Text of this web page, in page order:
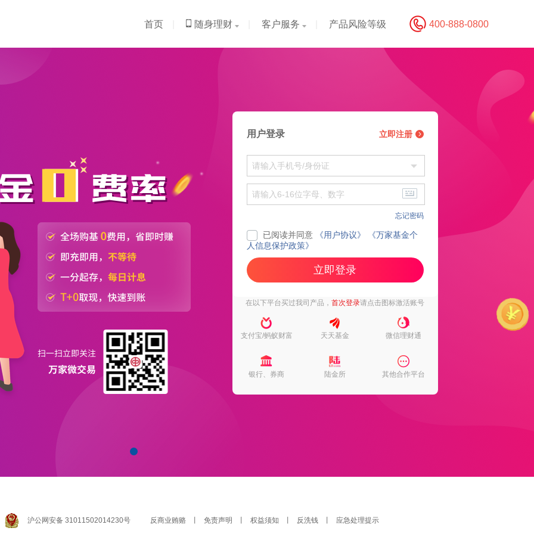
首页 随身理财 客户服务 产品风险等级 400-888-0800
用户登录 立即注册
忘记密码
已阅读并同意 《用户协议》
《万家基金个
人信息保护政策》
立即登录
在以下平台买过我司产品，首次登录请点击图标激活账号
支付宝/蚂蚁财富 天天基金 微信理财通
银行、券商 陆金所 其他合作平台
沪公网安备 31011502014230号 反商业贿赂 免责声明 权益须知 反洗钱 应急处理提示